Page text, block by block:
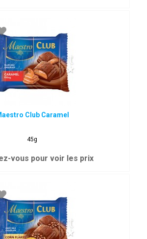
Club Caramel
45g
vous pour voir les prix